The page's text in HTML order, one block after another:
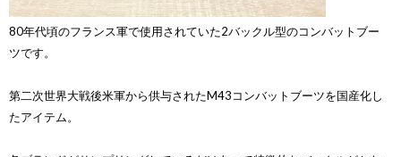
80年代頃のフランス軍で使用されていた2バックル型のコンバットブー
ツです。
第二次世界大戦後米軍から供与されたM43コンバットブーツを国産化し
たアイテム。